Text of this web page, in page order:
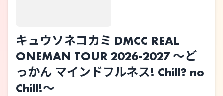
キュウソネコカミ DMCC REAL
ONEMAN TOUR 2026-2027 〜ど
っかん マインドフルネス! Chill? no
Chill!〜